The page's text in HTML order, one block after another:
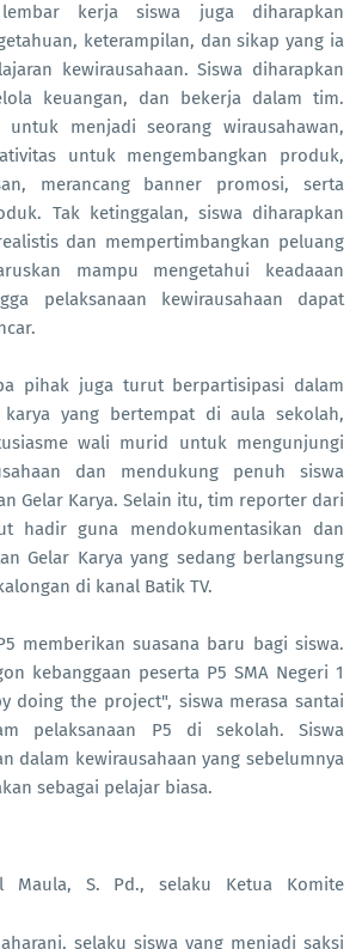
kerja siswa juga diharapkan
keterampilan, dan sikap yang ia
kewirausahaan. Siswa diharapkan
keuangan, dan bekerja dalam tim.
menjadi seorang wirausahawan,
untuk mengembangkan produk,
merancang banner promosi, serta
Tak ketinggalan, siswa diharapkan
dan mempertimbangkan peluang
mampu mengetahui keadaaan
pelaksanaan kewirausahaan dapat
pihak juga turut berpartisipasi dalam
karya yang bertempat di aula sekolah,
wali murid untuk mengunjungi
dan mendukung penuh siswa
Gelar Karya. Selain itu, tim reporter dari
hadir guna mendokumentasikan dan
Gelar Karya yang sedang berlangsung
di kanal Batik TV.
memberikan suasana baru bagi siswa.
kebanggaan peserta P5 SMA Negeri 1
doing the project", siswa merasa santai
pelaksanaan P5 di sekolah. Siswa
dalam kewirausahaan yang sebelumnya
sebagai pelajar biasa.
Maula, S. Pd., selaku Ketua Komite
selaku siswa yang menjadi saksi